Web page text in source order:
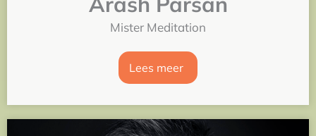
Mister Meditation
Lees meer